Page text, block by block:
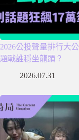
2026公投聲量排行大
題戰誰穩坐龍頭？
2026.07.31